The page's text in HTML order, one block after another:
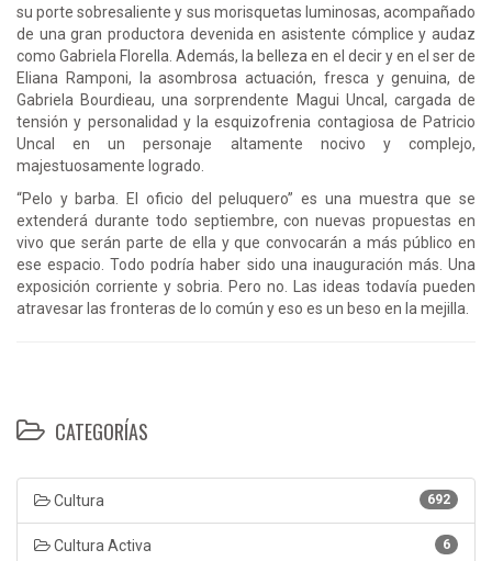
su porte sobresaliente y sus morisquetas luminosas, acompañado
de una gran productora devenida en asistente cómplice y audaz
como Gabriela Florella. Además, la belleza en el decir y en el ser de
Eliana Ramponi, la asombrosa actuación, fresca y genuina, de
Gabriela Bourdieau, una sorprendente Magui Uncal, cargada de
tensión y personalidad y la esquizofrenia contagiosa de Patricio
Uncal en un personaje altamente nocivo y complejo,
majestuosamente logrado.
“Pelo y barba. El oficio del peluquero” es una muestra que se
extenderá durante todo septiembre, con nuevas propuestas en
vivo que serán parte de ella y que convocarán a más público en
ese espacio. Todo podría haber sido una inauguración más. Una
exposición corriente y sobria. Pero no. Las ideas todavía pueden
atravesar las fronteras de lo común y eso es un beso en la mejilla.
CATEGORÍAS
692
Cultura
6
Cultura Activa